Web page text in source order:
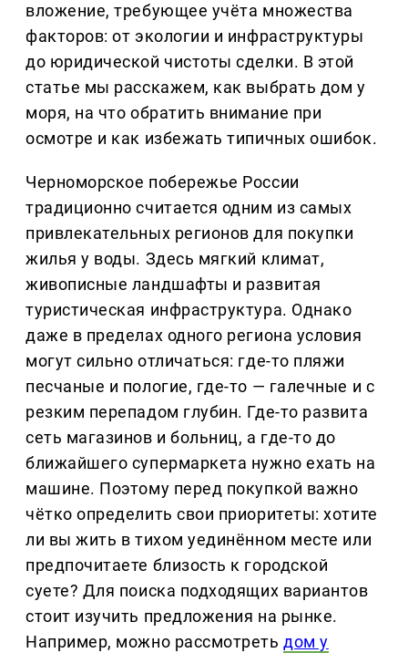
вложение, требующее учёта множества
факторов: от экологии и инфраструктуры
до юридической чистоты сделки. В этой
статье мы расскажем, как выбрать дом у
моря, на что обратить внимание при
осмотре и как избежать типичных ошибок.
Черноморское побережье России
традиционно считается одним из самых
привлекательных регионов для покупки
жилья у воды. Здесь мягкий климат,
живописные ландшафты и развитая
туристическая инфраструктура. Однако
даже в пределах одного региона условия
могут сильно отличаться: где-то пляжи
песчаные и пологие, где-то — галечные и с
резким перепадом глубин. Где-то развита
сеть магазинов и больниц, а где-то до
ближайшего супермаркета нужно ехать на
машине. Поэтому перед покупкой важно
чётко определить свои приоритеты: хотите
ли вы жить в тихом уединённом месте или
предпочитаете близость к городской
суете? Для поиска подходящих вариантов
стоит изучить предложения на рынке.
Например, можно рассмотретьдом у